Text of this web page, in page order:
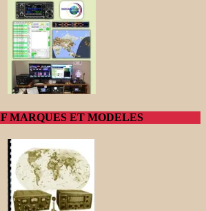
MARQUES ET MODELES